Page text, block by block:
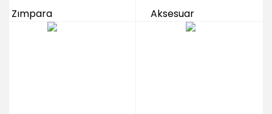
Zımpara Aksesuar